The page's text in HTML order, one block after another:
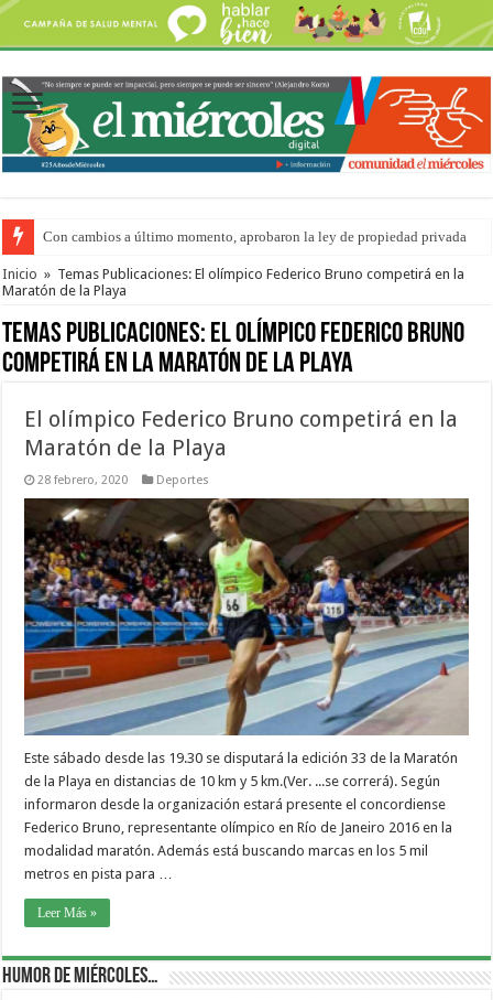
Con cambios a último momento, aprobaron la ley de propiedad privada
Del viernes 7 al domingo 9 de agosto: la agenda ¿A dónde ir? para este
Inicio » Temas Publicaciones: El olímpico Federico Bruno competirá en la
Maratón de la Playa
Temas Publicaciones: El olímpico Federico Bruno
competirá en la Maratón de la Playa
El olímpico Federico Bruno competirá en la
Maratón de la Playa
28 febrero, 2020 Deportes
Este sábado desde las 19.30 se disputará la edición 33 de la Maratón
de la Playa en distancias de 10 km y 5 km.(Ver. ...se correrá). Según
informaron desde la organización estará presente el concordiense
Federico Bruno, representante olímpico en Río de Janeiro 2016 en la
modalidad maratón. Además está buscando marcas en los 5 mil
metros en pista para …
Leer Más »
Humor de Miércoles…